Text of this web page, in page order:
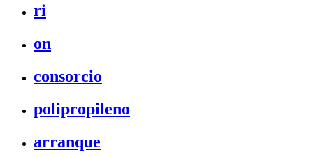
ri
on
consorcio
polipropileno
arranque